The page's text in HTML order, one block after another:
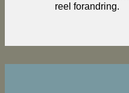
reel forandring.